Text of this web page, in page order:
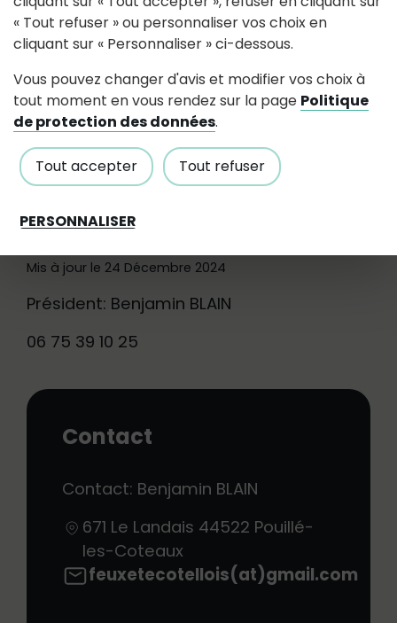
« Tout refuser » ou personnaliser vos choix en
cliquant sur « Personnaliser » ci-dessous.
Vous pouvez changer d'avis et modifier vos choix à
tout moment en vous rendez sur la page Politique
de protection des données.
Tout accepter Tout refuser
PERSONNALISER
Contact
Le Cormier44522Mésanger
ericgeslin340(at)gmail.com
Les Feux Côtellois
Mis à jour le 24 Décembre 2024
Président: Benjamin BLAIN
06 75 39 10 25
Contact
Contact: Benjamin BLAIN
671 Le Landais 44522 Pouillé-
les-Coteaux
feuxetecotellois(at)gmail.com